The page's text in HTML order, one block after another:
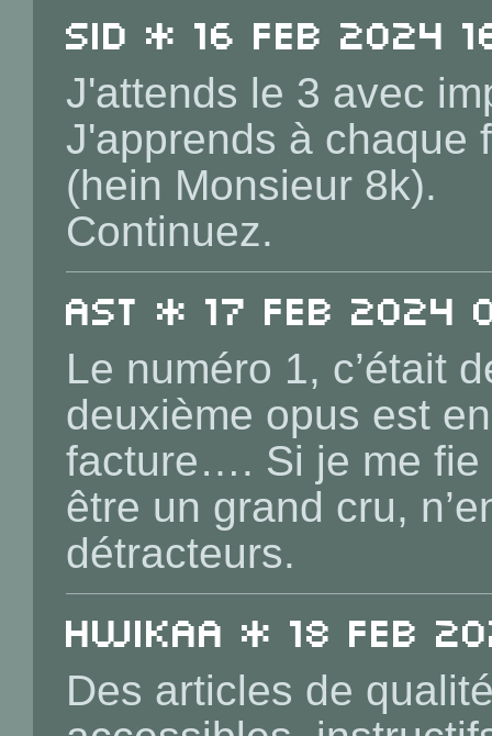
sid * 16 Feb 2024
J'attends le 3 avec
J'apprends à chaque
(hein Monsieur 8k).
Continuez.
ast * 17 Feb 2024
Le numéro 1, c’était
deuxième opus est
facture…. Si je me fie
être un grand cru,
détracteurs.
Hwikaa * 18 Feb
Des articles de